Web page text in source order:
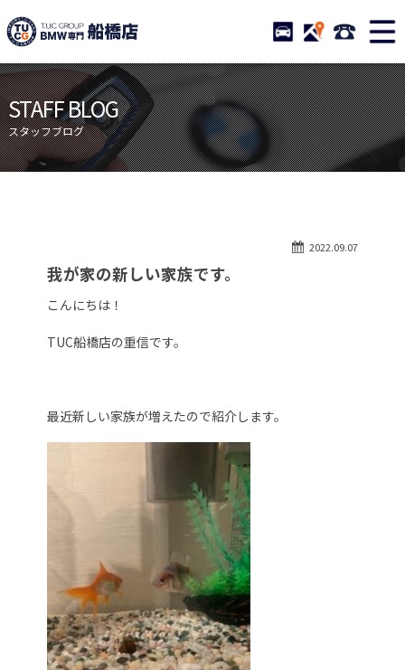
TUCグループ BMW専門 船
STOCK ACCESS 047-
ニュース
在庫リスト
目玉車両一覧
店舗紹介
保証＆サービス
アクセスマップ
自動車保険
STAFF BLOG
スタッフブログ
2022.09.07
我が家の新しい家族です。
こんにちは！
TUC船橋店の重信です。
最近新しい家族が増えたので紹介します。